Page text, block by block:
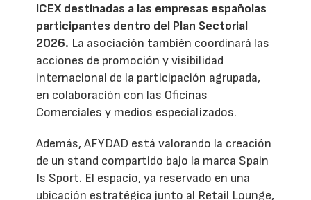
ICEX destinadas a las empresas españolas
participantes dentro del Plan Sectorial
2026. La asociación también coordinará las
acciones de promoción y visibilidad
internacional de la participación agrupada,
en colaboración con las Oficinas
Comerciales y medios especializados.
Además, AFYDAD está valorando la creación
de un stand compartido bajo la marca Spain
Is Sport. El espacio, ya reservado en una
ubicación estratégica junto al Retail Lounge,